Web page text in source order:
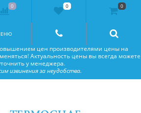
цен производителями цены на
Актуальность цены вы всегда можете
уточнить у менеджера.
извинения за неудобства.
цен производителями цены на
Актуальность цены вы всегда можете
у менеджера.
извинения за неудобства.
0 0 0